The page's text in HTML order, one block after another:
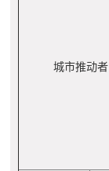
城市推动者